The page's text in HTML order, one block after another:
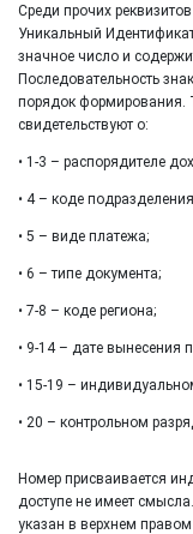
Среди прочих
Уникальный
значное число и
Последовательность
порядок формирования.
свидетельствуют о:
• 1-3 – распорядителе
• 4 – коде
• 5 – виде платежа;
• 6 – типе документа;
• 7-8 – коде региона;
• 9-14 – дате вынесения
• 15-19 –
• 20 – контрольном
Номер присваивается
доступе не имеет
указан в верхнем